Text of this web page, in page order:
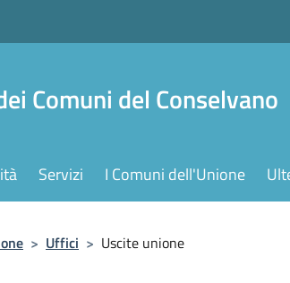
Comuni del Conselvano
Servizi I Comuni dell'Unione
> Uffici > Uscite unione